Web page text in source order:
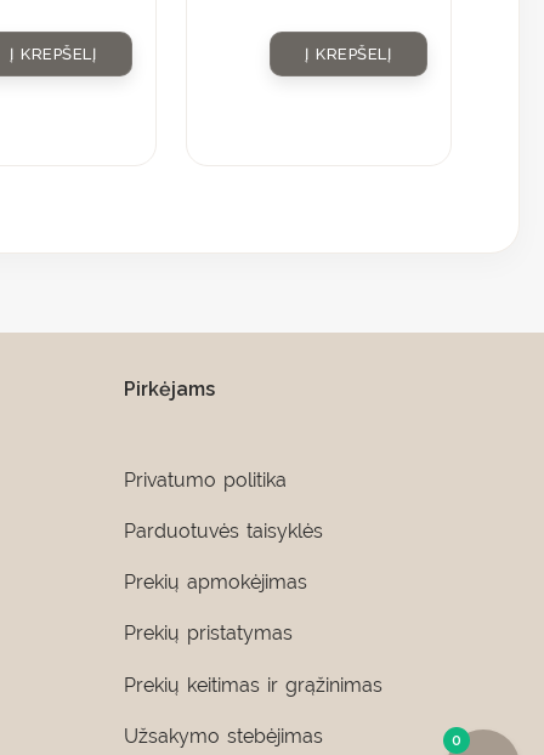
Į KREPŠELĮ Į KREPŠELĮ
Pirkėjams
Privatumo politika
Parduotuvės taisyklės
Prekių apmokėjimas
Prekių pristatymas
Prekių keitimas ir grąžinimas
Užsakymo stebėjimas 0